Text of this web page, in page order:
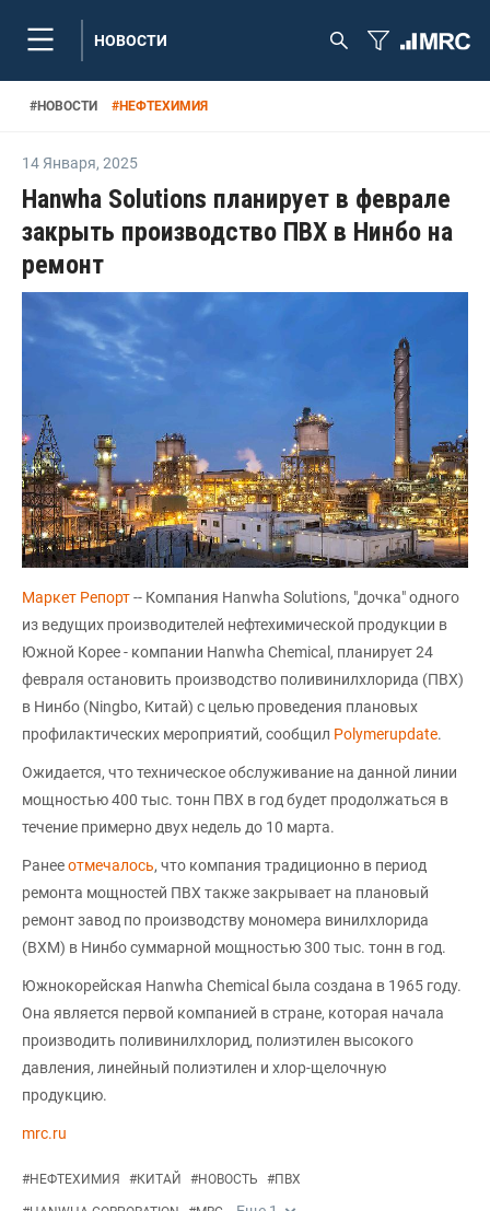
НОВОСТИ
#НОВОСТИ #НЕФТЕХИМИЯ
14 Января, 2025
Hanwha Solutions планирует в феврале
закрыть производство ПВХ в Нинбо на
ремонт
Маркет Репорт-- Компания Hanwha Solutions, "дочка" одного
из ведущих производителей нефтехимической продукции в
Южной Корее - компании Hanwha Chemical, планирует 24
февраля остановить производство поливинилхлорида (ПВХ)
в Нинбо (Ningbo, Китай) с целью проведения плановых
профилактических мероприятий, сообщил Polymerupdate.
Ожидается, что техническое обслуживание на данной линии
мощностью 400 тыс. тонн ПВХ в год будет продолжаться в
течение примерно двух недель до 10 марта.
Ранееотмечалось, что компания традиционно в период
ремонта мощностей ПВХ также закрывает на плановый
ремонт завод по производству мономера винилхлорида
(ВХМ) в Нинбо суммарной мощностью 300 тыс. тонн в год.
Южнокорейская Hanwha Chemical была создана в 1965 году.
Она является первой компанией в стране, которая начала
производить поливинилхлорид, полиэтилен высокого
давления, линейный полиэтилен и хлор-щелочную
продукцию.
mrc.ru
#НЕФТЕХИМИЯ #КИТАЙ #НОВОСТЬ #ПВХ